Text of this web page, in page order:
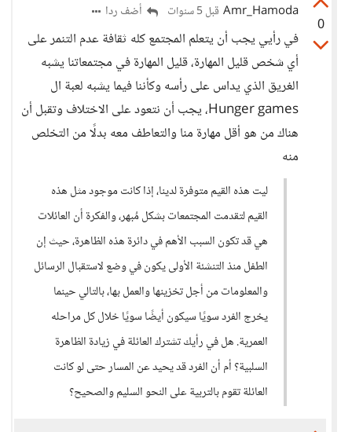
0
Amr_Hamoda قبل 5 سنوات أضف ردا
في رأيي يجب أن يتعلم المجتمع كله ثقافة عدم التنمر على
أي شخص قليل المهارة، قليل المهارة في مجتمعاتنا يشبه
الغريق الذي يداس على رأسه وكأننا فيما يشبه لعبة ال
Hunger games، يجب أن نتعود على الاختلاف وتقبل أن
هناك من هو أقل مهارة منا والتعاطف معه بدلًا من التخلص
منه
ليت هذه القيم متوفرة لدينا، إذا كانت موجود مثل هذه
القيم لتقدمت المجتمعات بشكل مُبهر، والفكرة أن العائلات
هي قد تكون السبب الأهم في دائرة هذه الظاهرة، حيث إن
الطفل منذ التنشئة الأولى يكون في وضع لاستقبال الرسائل
والمعلومات من أجل تخزينها والعمل بها، بالتالي حينما
يخرج الفرد سويًا سيكون أيضًا سويًا خلال كل مراحله
العمرية. هل في رأيك تشترك العائلة في زيادة الظاهرة
السلبية؟ أم أن الفرد قد يحيد عن المسار حتى لو كانت
العائلة تقوم بالتربية على النحو السليم والصحيح؟